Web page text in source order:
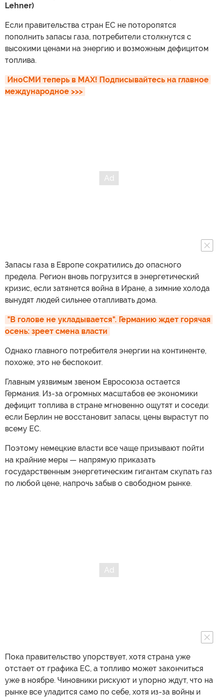
Lehner)
Если правительства стран ЕС не поторопятся
пополнить запасы газа, потребители столкнутся с
высокими ценами на энергию и возможным дефицитом
топлива.
ИноСМИ теперь в MAX! Подписывайтесь на главное
международное >>>
Запасы газа в Европе сократились до опасного
предела. Регион вновь погрузится в энергетический
кризис, если затянется война в Иране, а зимние холода
вынудят людей сильнее отапливать дома.
"В голове не укладывается". Германию ждет горячая
осень: зреет смена власти
Однако главного потребителя энергии на континенте,
похоже, это не беспокоит.
Главным уязвимым звеном Евросоюза остается
Германия. Из-за огромных масштабов ее экономики
дефицит топлива в стране мгновенно ощутят и соседи:
если Берлин не восстановит запасы, цены вырастут по
всему ЕС.
Поэтому немецкие власти все чаще призывают пойти
на крайние меры — напрямую приказать
государственным энергетическим гигантам скупать газ
по любой цене, напрочь забыв о свободном рынке.
Пока правительство упорствует, хотя страна уже
отстает от графика ЕС, а топливо может закончиться
уже в ноябре. Чиновники рискуют и упорно ждут, что на
рынке все уладится само по себе, хотя из-за войны и